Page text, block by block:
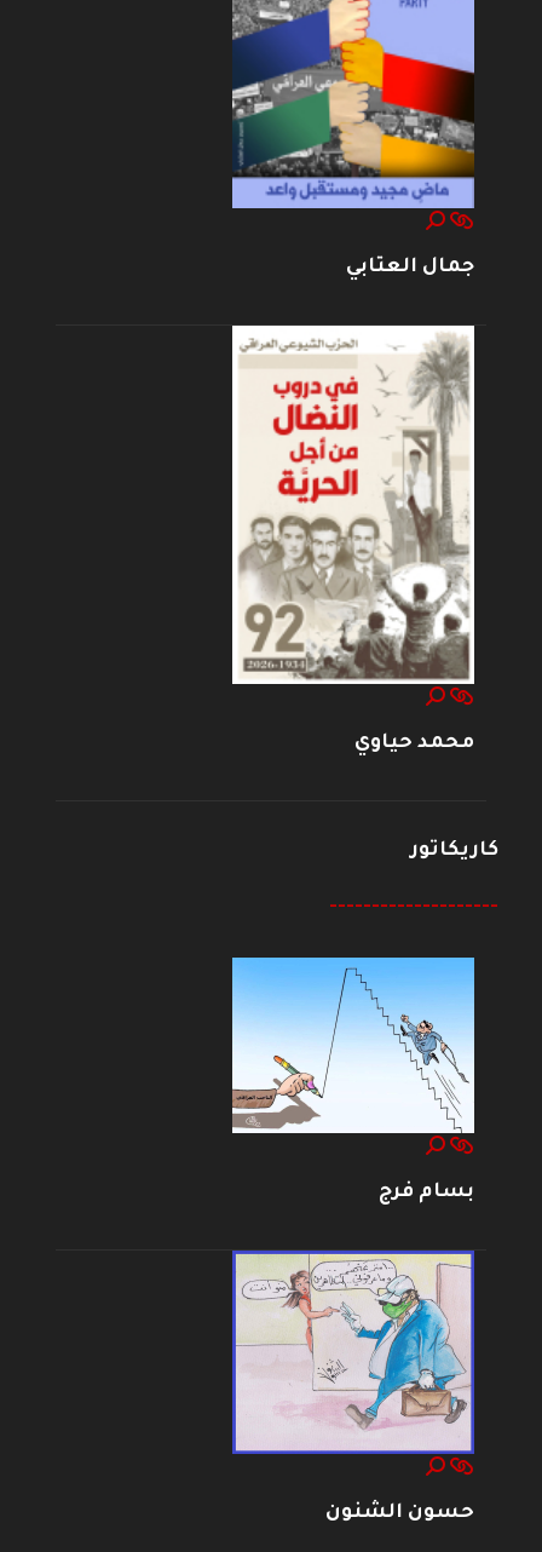
جمال العتابي
محمد حياوي
كاريكاتور
--------------------
بسام فرج
حسون الشنون